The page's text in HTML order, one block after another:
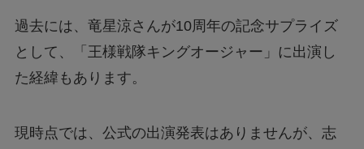
過去には、竜星涼さんが10周年の記念サプライズ
として、「王様戦隊キングオージャー」に出演し
た経緯もあります。
現時点では、公式の出演発表はありませんが、志